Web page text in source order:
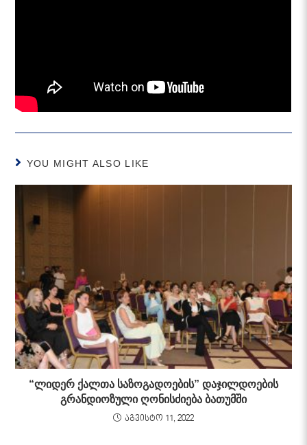
YOU MIGHT ALSO LIKE
“ლიდერ ქალთა საზოგადოების” დაჯილდოების
გრანდიოზული ღონისძიება ბათუმში
აგვისტო 11, 2022